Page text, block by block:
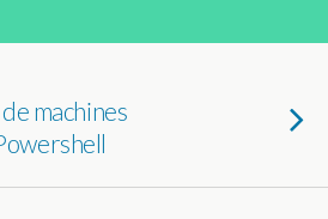
machines